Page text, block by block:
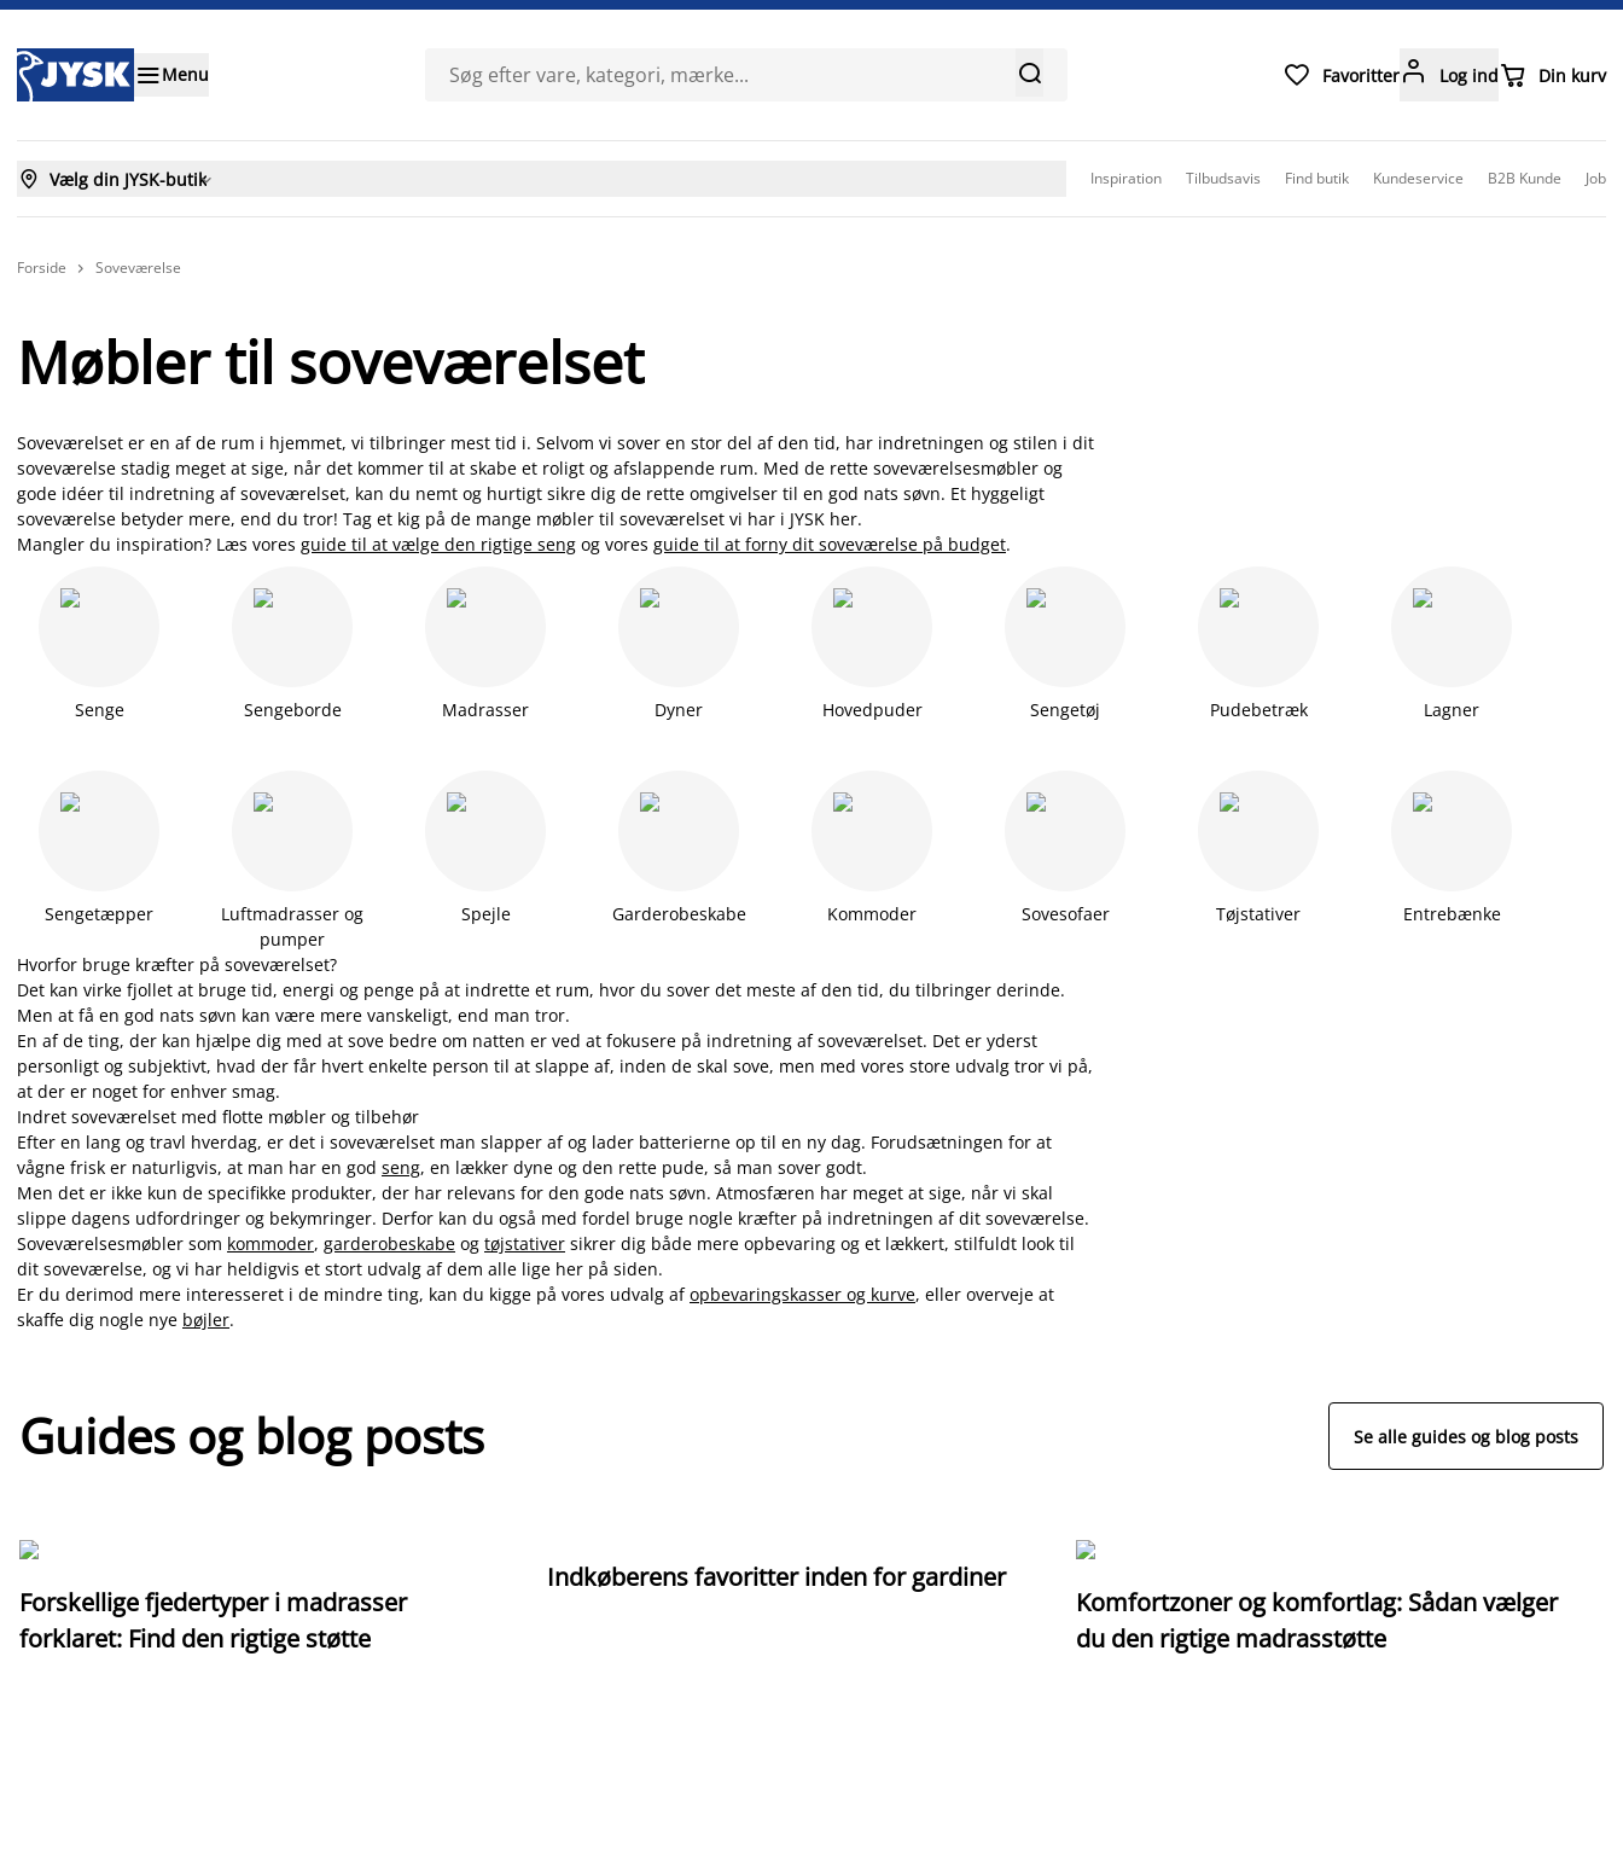
Menu   Favoritter Log ind Din kurv
 Vælg din JYSK-butik Inspiration Tilbudsavis Find butik Kundeservice B2B Kunde Job
Forside  Soveværelse
Møbler til soveværelset
Soveværelset er en af de rum i hjemmet, vi tilbringer mest tid i. Selvom vi sover en stor del af den tid, har indretningen og stilen i dit
soveværelse stadig meget at sige, når det kommer til at skabe et roligt og afslappende rum. Med de rette soveværelsesmøbler og
gode idéer til indretning af soveværelset, kan du nemt og hurtigt sikre dig de rette omgivelser til en god nats søvn. Et hyggeligt
soveværelse betyder mere, end du tror! Tag et kig på de mange møbler til soveværelset vi har i JYSK her.
Mangler du inspiration? Læs vores guide til at vælge den rigtige seng og vores guide til at forny dit soveværelse på budget.
Senge Sengeborde Madrasser Dyner Hovedpuder Sengetøj Pudebetræk Lagner
Sengetæpper
Luftmadrasser og
pumper
Spejle Garderobeskabe Kommoder Sovesofaer Tøjstativer Entrebænke
Hvorfor bruge kræfter på soveværelset?
Det kan virke fjollet at bruge tid, energi og penge på at indrette et rum, hvor du sover det meste af den tid, du tilbringer derinde.
Men at få en god nats søvn kan være mere vanskeligt, end man tror.
En af de ting, der kan hjælpe dig med at sove bedre om natten er ved at fokusere på indretning af soveværelset. Det er yderst
personligt og subjektivt, hvad der får hvert enkelte person til at slappe af, inden de skal sove, men med vores store udvalg tror vi på,
at der er noget for enhver smag.
Indret soveværelset med flotte møbler og tilbehør
Efter en lang og travl hverdag, er det i soveværelset man slapper af og lader batterierne op til en ny dag. Forudsætningen for at
vågne frisk er naturligvis, at man har en god seng, en lækker dyne og den rette pude, så man sover godt.
Men det er ikke kun de specifikke produkter, der har relevans for den gode nats søvn. Atmosfæren har meget at sige, når vi skal
slippe dagens udfordringer og bekymringer. Derfor kan du også med fordel bruge nogle kræfter på indretningen af dit soveværelse.
Soveværelsesmøbler som kommoder, garderobeskabe og tøjstativer sikrer dig både mere opbevaring og et lækkert, stilfuldt look til
dit soveværelse, og vi har heldigvis et stort udvalg af dem alle lige her på siden.
Er du derimod mere interesseret i de mindre ting, kan du kigge på vores udvalg afopbevaringskasser og kurve, eller overveje at
skaffe dig nogle nye bøjler.
Guides og blog posts Se alle guides og blog posts
Forskellige fjedertyper i madrasser
forklaret: Find den rigtige støtte
Indkøberens favoritter inden for gardiner
Komfortzoner og komfortlag: Sådan vælger
du den rigtige madrasstøtte